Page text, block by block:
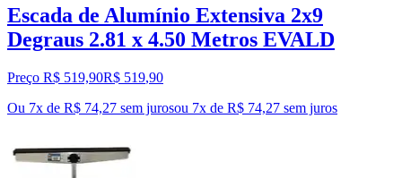
Escada de Alumínio Extensiva 2x9
Degraus 2.81 x 4.50 Metros EVALD
Preço R$ 519,90R$ 519,90
Ou 7x de R$ 74,27 sem jurosou 7x de R$ 74,27 sem juros